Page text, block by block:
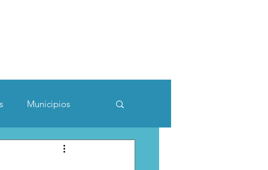
Municipios